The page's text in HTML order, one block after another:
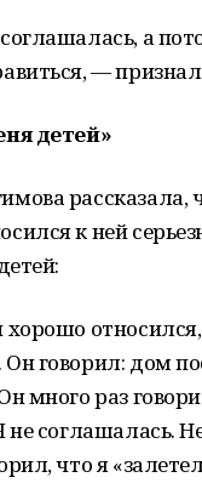
а
—
детей»
рассказала,
к ней
говорил: дом
много раз
не соглашалась.
что я